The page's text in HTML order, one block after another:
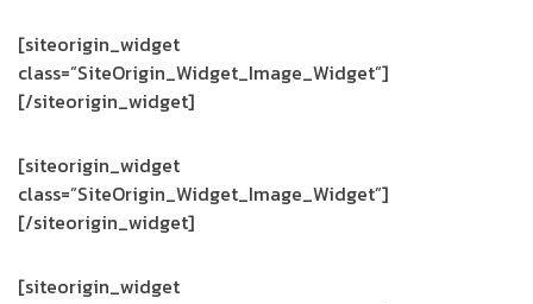
[siteorigin_widget
class=”SiteOrigin_Widget_Image_Widget”]
[/siteorigin_widget]
[siteorigin_widget
class=”SiteOrigin_Widget_Image_Widget”]
[/siteorigin_widget]
[siteorigin_widget